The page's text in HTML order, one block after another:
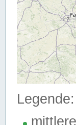
Legende: